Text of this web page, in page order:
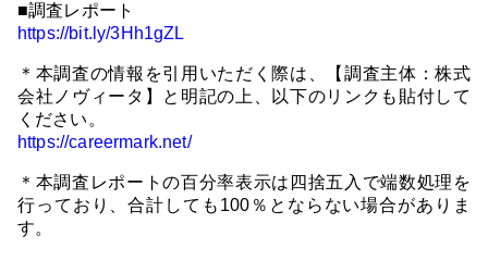
■調査レポート
https://bit.ly/3Hh1gZL
＊本調査の情報を引用いただく際は、【調査主体：株式
会社ノヴィータ】と明記の上、以下のリンクも貼付して
ください。
https://careermark.net/
＊本調査レポートの百分率表示は四捨五入で端数処理を
行っており、合計しても100％とならない場合がありま
す。